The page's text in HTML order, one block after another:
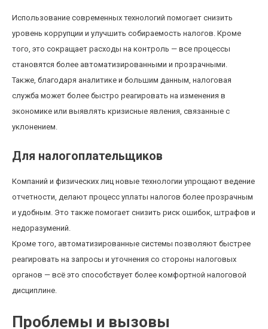
Использование современных технологий помогает снизить
уровень коррупции и улучшить собираемость налогов. Кроме
того, это сокращает расходы на контроль — все процессы
становятся более автоматизированными и прозрачными.
Также, благодаря аналитике и большим данным, налоговая
служба может более быстро реагировать на изменения в
экономике или выявлять кризисные явления, связанные с
уклонением.
Для налогоплательщиков
Компаний и физических лиц новые технологии упрощают ведение
отчетности, делают процесс уплаты налогов более прозрачным
и удобным. Это также помогает снизить риск ошибок, штрафов и
недоразумений.
Кроме того, автоматизированные системы позволяют быстрее
реагировать на запросы и уточнения со стороны налоговых
органов — всё это способствует более комфортной налоговой
дисциплине.
Проблемы и вызовы